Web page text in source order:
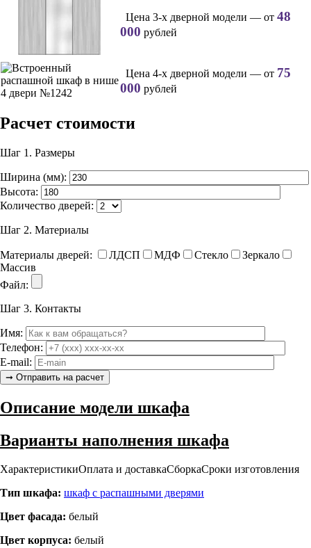
Цена 3-х дверной модели — от 48
000 рублей
Цена 4-х дверной модели — от 75
000 рублей
Расчет стоимости
Шаг 1. Размеры
Ширина (мм):
Высота:
Количество дверей:
Шаг 2. Материалы
Материалы дверей: ЛДСП МДФ Стекло
Зеркало
Массив
Файл:
Шаг 3. Контакты
Имя:
Телефон:
E-mail:
Описание модели шкафа
Варианты наполнения шкафа
ХарактеристикиОплата и доставкаСборкаСроки изготовления
Тип шкафа: шкаф с распашными дверями
Цвет фасада: белый
Цвет корпуса: белый